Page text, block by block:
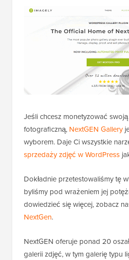
Jeśli chcesz monetyzować
fotograficzną, NextGEN Gallery
wyborem. Daje Ci wszystkie
sprzedaży zdjęć w WordPress
Dokładnie przetestowaliśmy tę
byliśmy pod wrażeniem jej
dowiedzieć się więcej, zobacz
NextGen.
NextGEN oferuje ponad 20
galerii zdjęć, w tym galerię typu